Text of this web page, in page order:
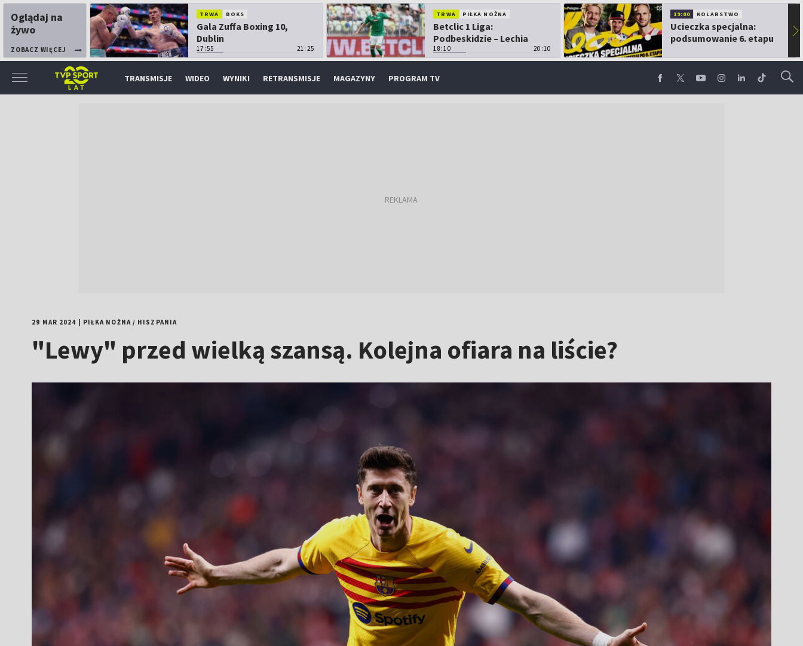
Oglądaj na
żywo
ZOBACZ WIĘCEJ
TRWA BOKS
Gala Zuffa Boxing 10,
Dublin
17:55 21:25
TRWA PIŁKA NOŻNA
Betclic 1 Liga:
Podbeskidzie – Lechia
Gdańsk
18:10 20:10
19:00 KOLARSTWO
Ucieczka specjalna:
podsumowanie 6. etapu
▶
TRANSMISJE WIDEO WYNIKI RETRANSMISJE MAGAZYNY PROGRAM TV
29 MAR 2024 PIŁKA NOŻNA/ HISZPANIA
"Lewy" przed wielką szansą. Kolejna ofiara na liście?